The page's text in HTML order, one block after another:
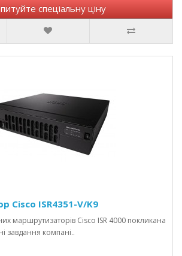
спеціальну ціну
Cisco ISR4351-V/K9
маршрутизаторів Cisco ISR 4000 покликана
завдання компані..